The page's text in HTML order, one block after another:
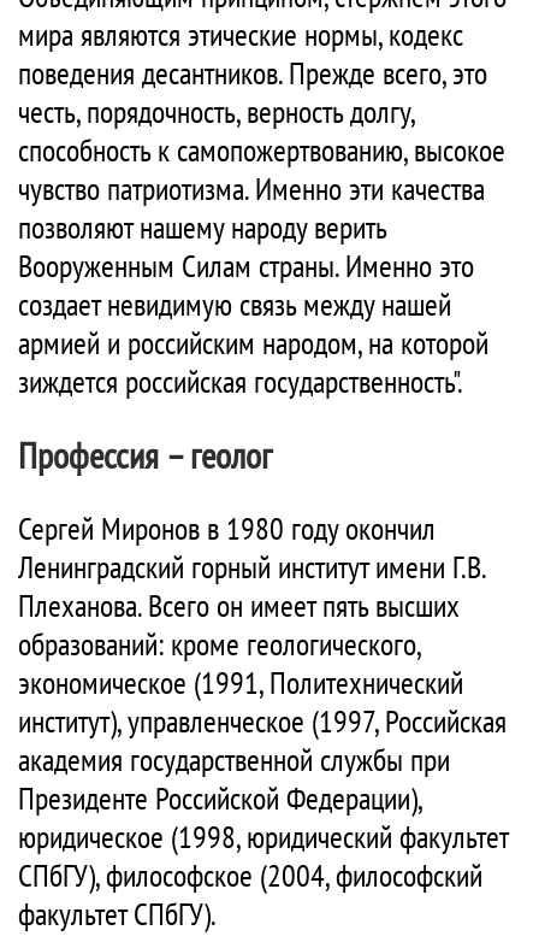
мира являются этические нормы, кодекс
поведения десантников. Прежде всего, это
честь, порядочность, верность долгу,
способность к самопожертвованию, высокое
чувство патриотизма. Именно эти качества
позволяют нашему народу верить
Вооруженным Силам страны. Именно это
создает невидимую связь между нашей
армией и российским народом, на которой
зиждется российская государственность".
Профессия – геолог
Сергей Миронов в 1980 году окончил
Ленинградский горный институт имени Г.В.
Плеханова. Всего он имеет пять высших
образований: кроме геологического,
экономическое (1991, Политехнический
институт), управленческое (1997, Российская
академия государственной службы при
Президенте Российской Федерации),
юридическое (1998, юридический факультет
СПбГУ), философское (2004, философский
факультет СПбГУ).